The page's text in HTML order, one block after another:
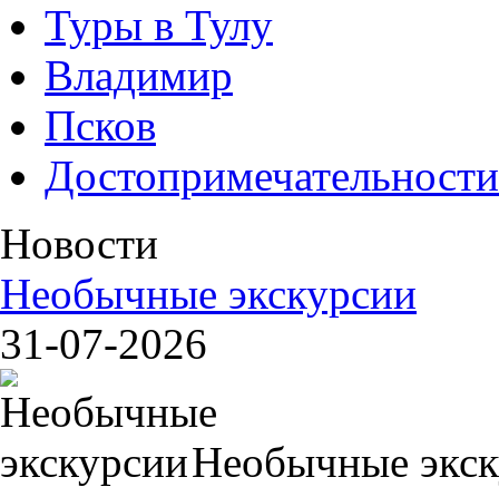
Туры в Тулу
Владимир
Псков
Достопримечательности
Новости
Необычные экскурсии
31-07-2026
Необычные